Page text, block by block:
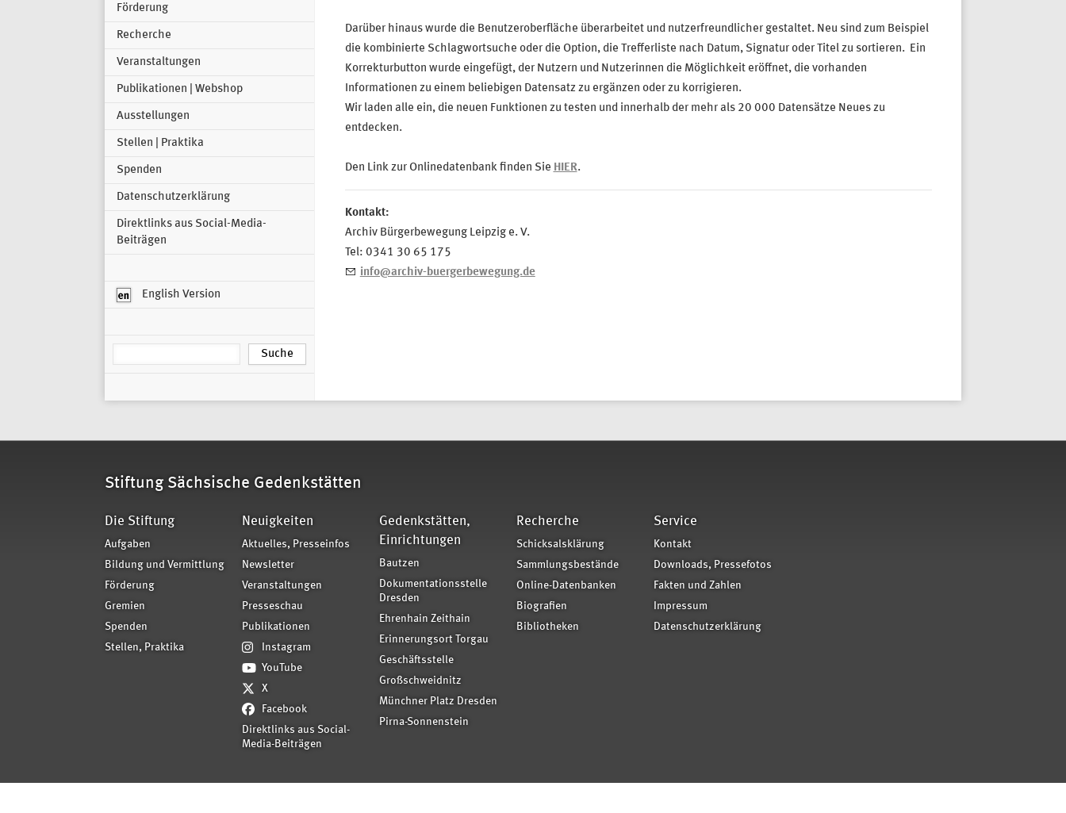
Förderung
Recherche
Veranstaltungen
Publikationen | Webshop
Ausstellungen
Stellen | Praktika
Spenden
Datenschutzerklärung
Direktlinks aus Social-Media-
Beiträgen
English Version
Darüber hinaus wurde die Benutzeroberfläche überarbeitet und nutzerfreundlicher gestaltet. Neu sind zum Beispiel
die kombinierte Schlagwortsuche oder die Option, die Trefferliste nach Datum, Signatur oder Titel zu sortieren. Ein
Korrekturbutton wurde eingefügt, der Nutzern und Nutzerinnen die Möglichkeit eröffnet, die vorhanden
Informationen zu einem beliebigen Datensatz zu ergänzen oder zu korrigieren.
Wir laden alle ein, die neuen Funktionen zu testen und innerhalb der mehr als 20 000 Datensätze Neues zu
entdecken.
Den Link zur Onlinedatenbank finden Sie HIER.
Kontakt:
Archiv Bürgerbewegung Leipzig e. V.
Tel: 0341 30 65 175
info@archiv-buergerbewegung.de
Stiftung Sächsische Gedenkstätten
Die Stiftung
Aufgaben
Bildung und Vermittlung
Förderung
Gremien
Spenden
Stellen, Praktika
Neuigkeiten
Aktuelles, Presseinfos
Newsletter
Veranstaltungen
Presseschau
Publikationen
Instagram
YouTube
X
Facebook
Direktlinks aus Social-
Media-Beiträgen
Gedenkstätten,
Einrichtungen
Bautzen
Dokumentationsstelle
Dresden
Ehrenhain Zeithain
Erinnerungsort Torgau
Geschäftsstelle
Großschweidnitz
Münchner Platz Dresden
Pirna-Sonnenstein
Recherche
Schicksalsklärung
Sammlungsbestände
Online-Datenbanken
Biografien
Bibliotheken
Service
Kontakt
Downloads, Pressefotos
Fakten und Zahlen
Impressum
Datenschutzerklärung